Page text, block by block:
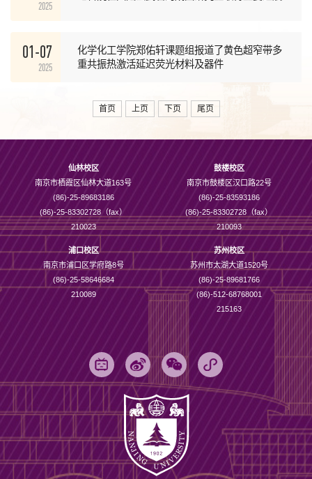
2025
01-07
2025
化学化工学院郑佑轩课题组报道了黄色超窄带多
重共振热激活延迟荧光材料及器件
首页 上页 下页 尾页
仙林校区
南京市栖霞区仙林大道163号
(86)-25-89683186
(86)-25-83302728（fax）
210023
鼓楼校区
南京市鼓楼区汉口路22号
(86)-25-83593186
(86)-25-83302728（fax）
210093
浦口校区
南京市浦口区学府路8号
(86)-25-58646684
210089
苏州校区
苏州市太湖大道1520号
(86)-25-89681766
(86)-512-68768001
215163